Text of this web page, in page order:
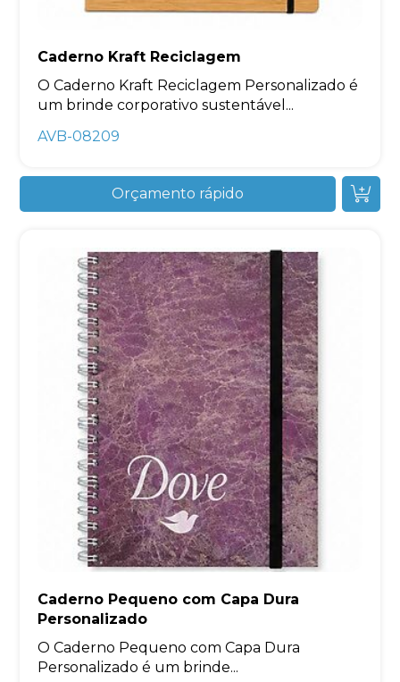
Caderno Kraft Reciclagem
O Caderno Kraft Reciclagem Personalizado é
um brinde corporativo sustentável...
AVB-08209
Orçamento rápido
Caderno Pequeno com Capa Dura
Personalizado
O Caderno Pequeno com Capa Dura
Personalizado é um brinde...